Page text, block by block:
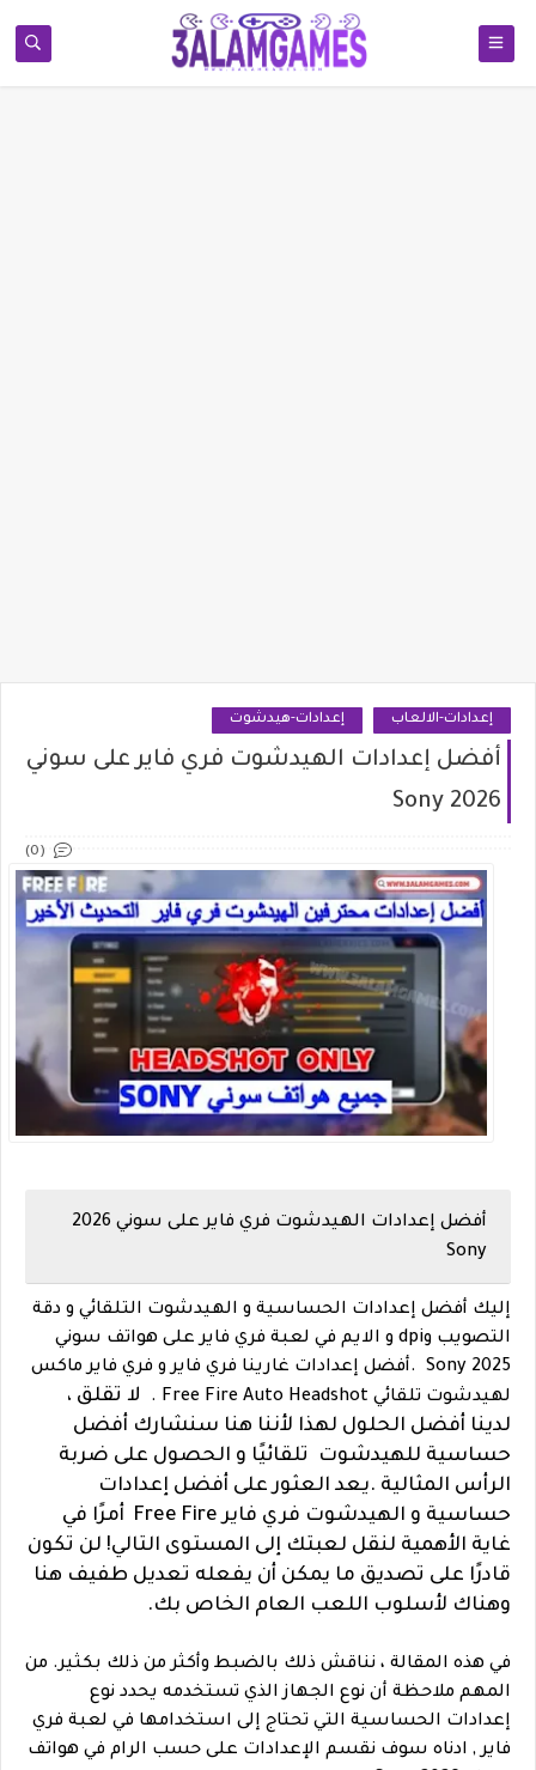
إعدادات-الالعاب إعدادات-هيدشوت
أفضل إعدادات الهيدشوت فري فاير على سوني
2026 Sony
(0)
أفضل إعدادات الهيدشوت فري فاير على سوني 2026
Sony
إليك أفضل إعدادات الحساسية و الهيدشوت التلقائي و دقة
التصويب وdpi و الايم في لعبة فري فاير على
هواتف سوني
2025 Sony .أفضل إعدادات غارينا فري فاير و فري فاير ماكس
لهيدشوت تلقائي Free Fire Auto Headshot .
لا تقلق ،
لدينا أفضل الحلول لهذا لأننا هنا سنشارك أفضل
حساسية للهيدشوت تلقائيًا و الحصول على ضربة
الرأس المثالية .يعد العثور على أفضل إعدادات
حساسية و الهيدشوت فري فاير Free Fire أمرًا في
غاية الأهمية لنقل لعبتك إلى المستوى التالي! لن تكون
قادرًا على تصديق ما يمكن أن يفعله تعديل طفيف هنا
وهناك لأسلوب اللعب العام الخاص بك.
في هذه المقالة ، نناقش ذلك بالضبط وأكثر من ذلك بكثير. من
المهم ملاحظة أن نوع الجهاز الذي تستخدمه يحدد نوع
إعدادات الحساسية التي تحتاج إلى استخدامها في لعبة فري
فاير , ادناه سوف نقسم الإعدادات على حسب الرام في هواتف